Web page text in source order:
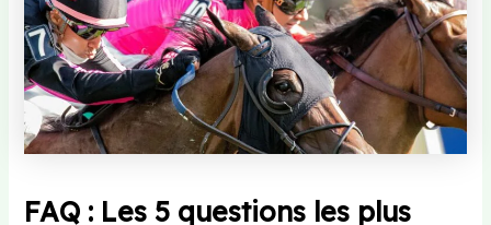
FAQ : Les 5 questions les plus